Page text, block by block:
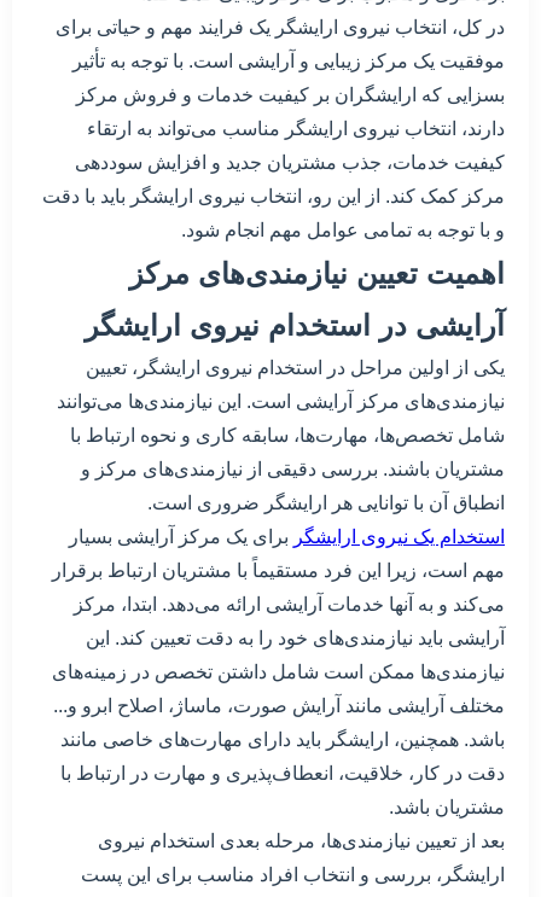
در کل، انتخاب نیروی ارایشگر یک فرایند مهم و حیاتی برای
موفقیت یک مرکز زیبایی و آرایشی است. با توجه به تأثیر
بسزایی که ارایشگران بر کیفیت خدمات و فروش مرکز
دارند، انتخاب نیروی ارایشگر مناسب می‌تواند به ارتقاء
کیفیت خدمات، جذب مشتریان جدید و افزایش سوددهی
مرکز کمک کند. از این رو، انتخاب نیروی ارایشگر باید با دقت
و با توجه به تمامی عوامل مهم انجام شود.
اهمیت تعیین نیازمندی‌های مرکز
آرایشی در استخدام نیروی ارایشگر
یکی از اولین مراحل در استخدام نیروی ارایشگر، تعیین
نیازمندی‌های مرکز آرایشی است. این نیازمندی‌ها می‌توانند
شامل تخصص‌ها، مهارت‌ها، سابقه کاری و نحوه ارتباط با
مشتریان باشند. بررسی دقیقی از نیازمندی‌های مرکز و
انطباق آن با توانایی هر ارایشگر ضروری است.
استخدام یک نیروی ارایشگر برای یک مرکز آرایشی بسیار
مهم است، زیرا این فرد مستقیماً با مشتریان ارتباط برقرار
می‌کند و به آنها خدمات آرایشی ارائه می‌دهد. ابتدا، مرکز
آرایشی باید نیازمندی‌های خود را به دقت تعیین کند. این
نیازمندی‌ها ممکن است شامل داشتن تخصص در زمینه‌های
مختلف آرایشی مانند آرایش صورت، ماساژ، اصلاح ابرو و...
باشد. همچنین، ارایشگر باید دارای مهارت‌های خاصی مانند
دقت در کار، خلاقیت، انعطاف‌پذیری و مهارت در ارتباط با
مشتریان باشد.
بعد از تعیین نیازمندی‌ها، مرحله بعدی استخدام نیروی
ارایشگر، بررسی و انتخاب افراد مناسب برای این پست